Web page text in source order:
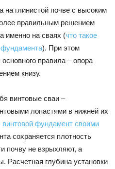
глинистой почве с высоким
правильным решением
именно на сваях (что такое
фундамента). При этом
правила – опора
книзу.
винтовые сваи –
лопастями в нижней их
фундамент своими
сохраняется плотность
почву не взрыхляют, а
Расчетная глубина установки